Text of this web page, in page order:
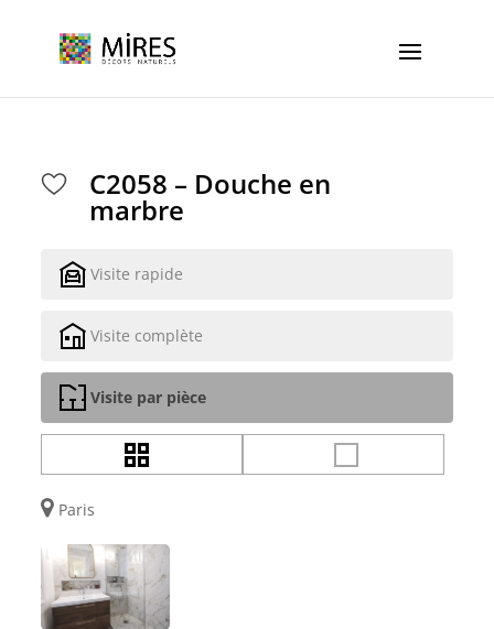
C2058 – Douche en
marbre
Visite rapide
Visite complète
Visite par pièce
Paris